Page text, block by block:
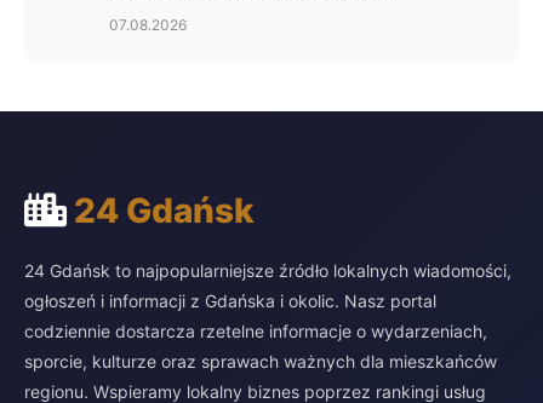
07.08.2026
24 Gdańsk
24 Gdańsk to najpopularniejsze źródło lokalnych wiadomości,
ogłoszeń i informacji z Gdańska i okolic. Nasz portal
codziennie dostarcza rzetelne informacje o wydarzeniach,
sporcie, kulturze oraz sprawach ważnych dla mieszkańców
regionu. Wspieramy lokalny biznes poprzez rankingi usług